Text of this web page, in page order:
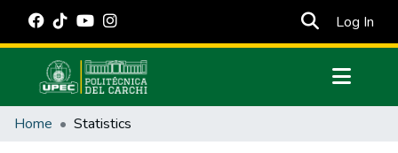
Log In
Communities & Collections
Home Statistics